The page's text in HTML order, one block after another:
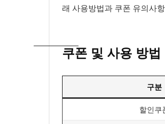
래 사용방법과 쿠폰 유의사
쿠폰 및 사용 방법
구분
할인쿠